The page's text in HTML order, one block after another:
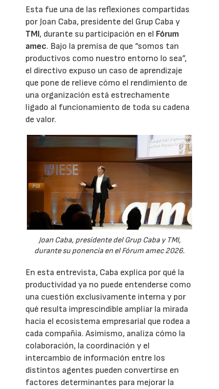
Esta fue una de las reflexiones compartidas
por Joan Caba, presidente del Grup Caba y
TMI, durante su participación en el Fórum
amec. Bajo la premisa de que “somos tan
productivos como nuestro entorno lo sea”,
el directivo expuso un caso de aprendizaje
que pone de relieve cómo el rendimiento de
una organización está estrechamente
ligado al funcionamiento de toda su cadena
de valor.
Joan Caba, presidente del Grup Caba y TMI,
durante su ponencia en el Fórum amec 2026.
En esta entrevista, Caba explica por qué la
productividad ya no puede entenderse como
una cuestión exclusivamente interna y por
qué resulta imprescindible ampliar la mirada
hacia el ecosistema empresarial que rodea a
cada compañía. Asimismo, analiza cómo la
colaboración, la coordinación y el
intercambio de información entre los
distintos agentes pueden convertirse en
factores determinantes para mejorar la